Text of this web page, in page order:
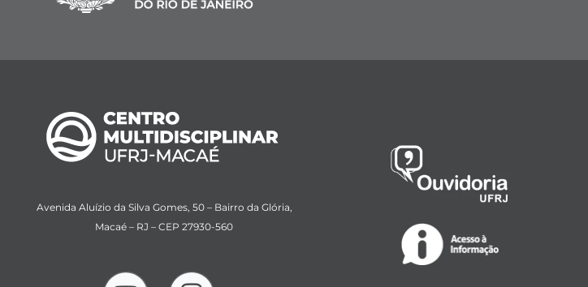
Avenida Aluízio da Silva Gomes, 50 – Bairro da Glória,
Macaé – RJ – CEP 27930-560